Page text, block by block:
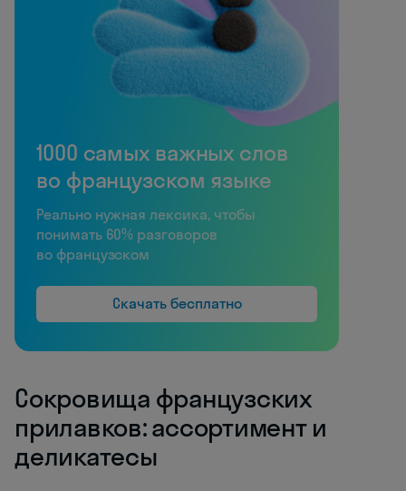
1000 самых важных слов
во французском языке
Реально нужная лексика, чтобы
понимать 60% разговоров
во французском
Скачать бесплатно
Сокровища французских
прилавков: ассортимент и
деликатесы